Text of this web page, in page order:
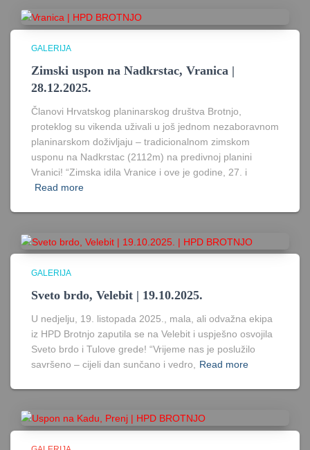
GALERIJA
Zimski uspon na Nadkrstac, Vranica |
28.12.2025.
Članovi Hrvatskog planinarskog društva Brotnjo,
proteklog su vikenda uživali u još jednom nezaboravnom
planinarskom doživljaju – tradicionalnom zimskom
usponu na Nadkrstac (2112m) na predivnoj planini
Vranici! “Zimska idila Vranice i ove je godine, 27. i
Read more
GALERIJA
Sveto brdo, Velebit | 19.10.2025.
U nedjelju, 19. listopada 2025., mala, ali odvažna ekipa
iz HPD Brotnjo zaputila se na Velebit i uspješno osvojila
Sveto brdo i Tulove grede! “Vrijeme nas je poslužilo
savršeno – cijeli dan sunčano i vedro,
Read more